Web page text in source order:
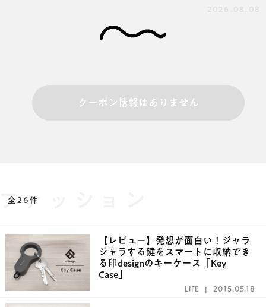
クーポン情報はありません
ァッション
全26件
【レビュー】発想が面白い！ジャラ
ジャラする鍵をスマートに収納でき
る印designのキーケース「Key
Case」
LIFE 2015.05.18